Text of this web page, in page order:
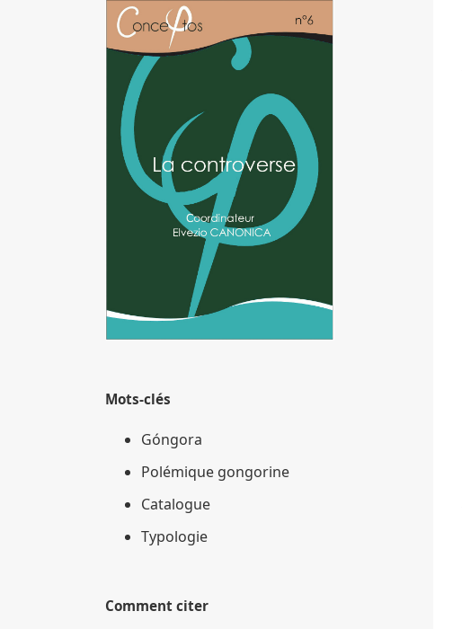
Image de couverture
Mots-clés
Góngora
Polémique gongorine
Catalogue
Typologie
Comment citer